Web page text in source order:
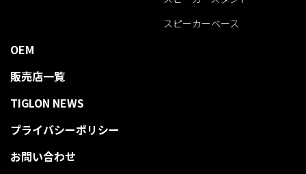
スピーカーベース
OEM
販売店一覧
TIGLON NEWS
プライバシーポリシー
お問い合わせ